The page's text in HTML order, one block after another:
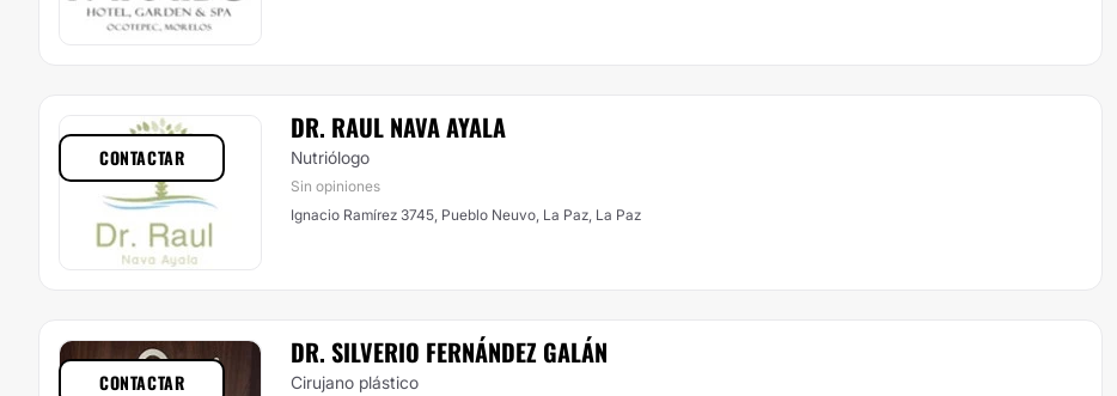
DR. RAUL NAVA AYALA
Nutriólogo
Sin opiniones
Ignacio Ramírez 3745, Pueblo Neuvo, La Paz, La Paz
CONTACTAR
DR. SILVERIO FERNÁNDEZ GALÁN
Cirujano plástico
CONTACTAR